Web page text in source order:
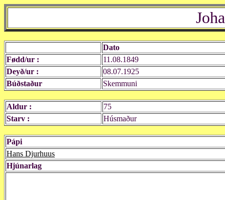
Dato
Fødd/ur :
11.08.1849
Deyð/ur :
08.07.1925
Búðstaður
Skemmuni
Aldur :
75
Starv :
Húsmaður
Pápi
Hans Djurhuus
Hjúnarlag